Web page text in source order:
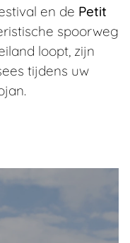
en de Petit
spoorweg
loopt, zijn
tijdens uw